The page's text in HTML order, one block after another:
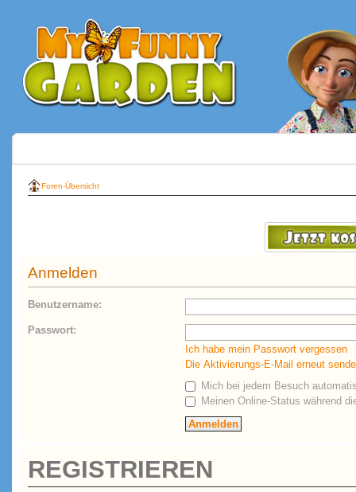
Foren-Übersicht
Anmelden
Benutzername:
Passwort:
Ich habe mein Passwort vergessen
Die Aktivierungs-E-Mail erneut
Mich bei jedem Besuch
Meinen Online-Status während
REGISTRIEREN